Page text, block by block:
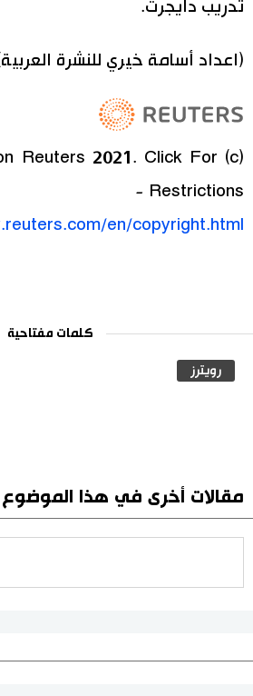
تدريب دايجرت.
(اعداد أسامة خيري للنشرة
Reuters 2021. Click For
Restrictions -
en/copyright.html
كلمات مفتاحية
رويترز
مقالات أخرى في هذا الموضوع